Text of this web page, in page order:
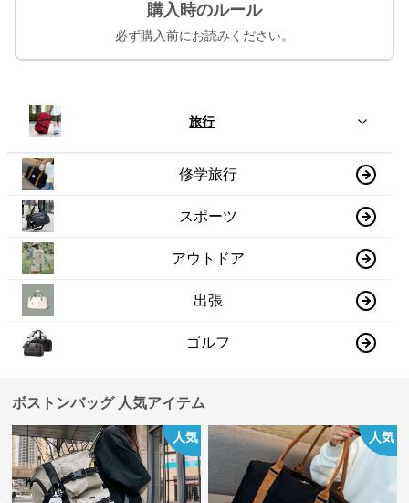
購入時のルール
必ず購入前にお読みください。
旅行
修学旅行
スポーツ
アウトドア
出張
ゴルフ
ボストンバッグ 人気アイテム
人気 人気